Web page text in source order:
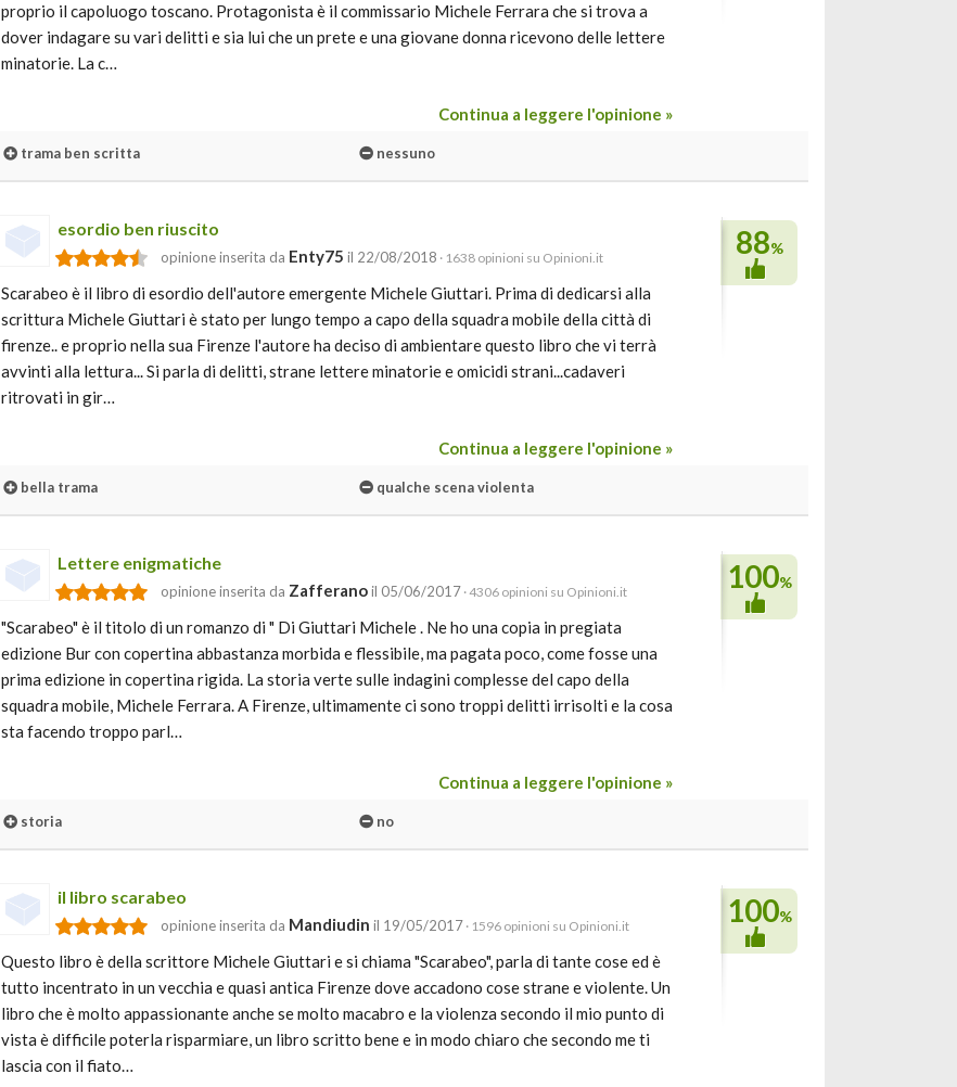
proprio il capoluogo toscano. Protagonista è il commissario Michele Ferrara che si trova a
dover indagare su vari delitti e sia lui che un prete e una giovane donna ricevono delle lettere
minatorie. La c…
Continua a leggere l'opinione »
trama ben scritta nessuno
esordio ben riuscito
opinione inserita da Enty75 il 22/08/2018 · 1638 opinioni su Opinioni.it
Scarabeo è il libro di esordio dell'autore emergente Michele Giuttari. Prima di dedicarsi alla
scrittura Michele Giuttari è stato per lungo tempo a capo della squadra mobile della città di
firenze.. e proprio nella sua Firenze l'autore ha deciso di ambientare questo libro che vi terrà
avvinti alla lettura... Si parla di delitti, strane lettere minatorie e omicidi strani...cadaveri
ritrovati in gir…
Continua a leggere l'opinione »
88%
bella trama qualche scena violenta
Lettere enigmatiche
opinione inserita da Zafferanoil 05/06/2017 · 4306 opinioni su Opinioni.it
"Scarabeo" è il titolo di un romanzo di " Di Giuttari Michele . Ne ho una copia in pregiata
edizione Bur con copertina abbastanza morbida e flessibile, ma pagata poco, come fosse una
prima edizione in copertina rigida. La storia verte sulle indagini complesse del capo della
squadra mobile, Michele Ferrara. A Firenze, ultimamente ci sono troppi delitti irrisolti e la cosa
sta facendo troppo parl…
Continua a leggere l'opinione »
100%
storia no
il libro scarabeo
opinione inserita da Mandiudin il 19/05/2017 · 1596 opinioni su Opinioni.it
Questo libro è della scrittore Michele Giuttari e si chiama "Scarabeo", parla di tante cose ed è
tutto incentrato in un vecchia e quasi antica Firenze dove accadono cose strane e violente. Un
libro che è molto appassionante anche se molto macabro e la violenza secondo il mio punto di
vista è difficile poterla risparmiare, un libro scritto bene e in modo chiaro che secondo me ti
lascia con il fiato…
100%